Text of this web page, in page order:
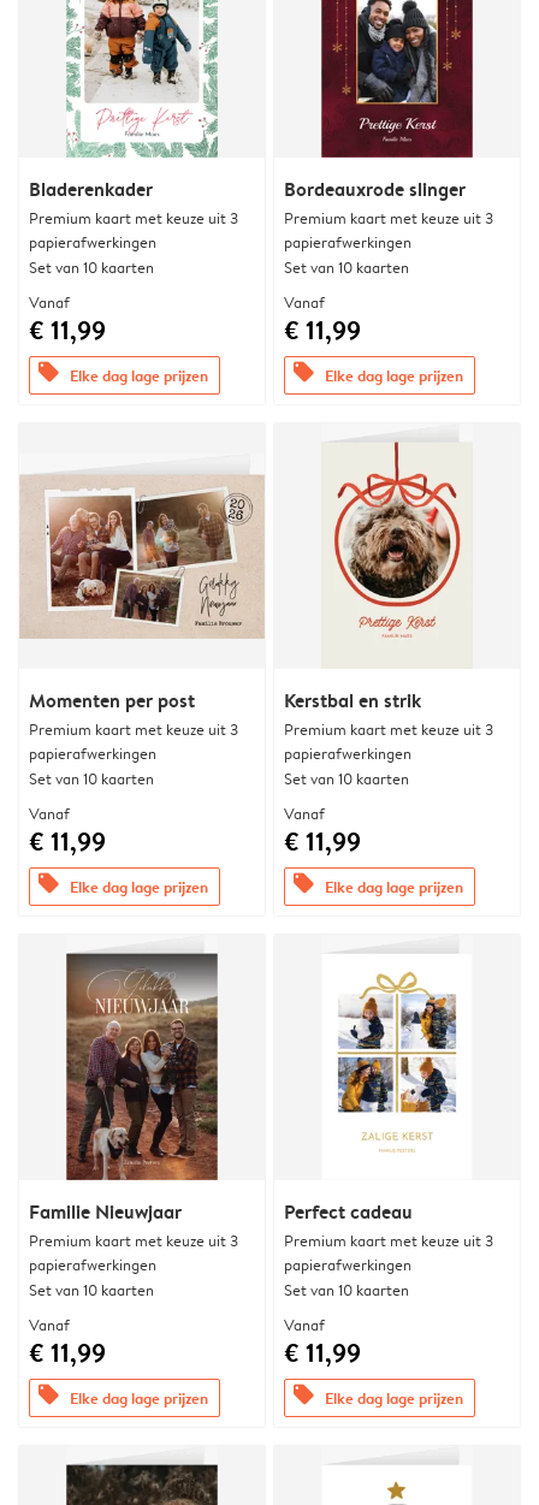
Bladerenkader
Premium kaart met keuze uit 3
papierafwerkingen
Set van 10 kaarten
Vanaf
€ 11,99
offers Elke dag lage prijzen
Bordeauxrode slinger
Premium kaart met keuze uit 3
papierafwerkingen
Set van 10 kaarten
Vanaf
€ 11,99
offers Elke dag lage prijzen
Momenten per post
Premium kaart met keuze uit 3
papierafwerkingen
Set van 10 kaarten
Vanaf
€ 11,99
offers Elke dag lage prijzen
Kerstbal en strik
Premium kaart met keuze uit 3
papierafwerkingen
Set van 10 kaarten
Vanaf
€ 11,99
offers Elke dag lage prijzen
Familie Nieuwjaar
Premium kaart met keuze uit 3
papierafwerkingen
Set van 10 kaarten
Vanaf
€ 11,99
offers Elke dag lage prijzen
Perfect cadeau
Premium kaart met keuze uit 3
papierafwerkingen
Set van 10 kaarten
Vanaf
€ 11,99
offers Elke dag lage prijzen